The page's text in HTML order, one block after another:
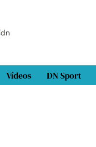
Vídeos DN Sport